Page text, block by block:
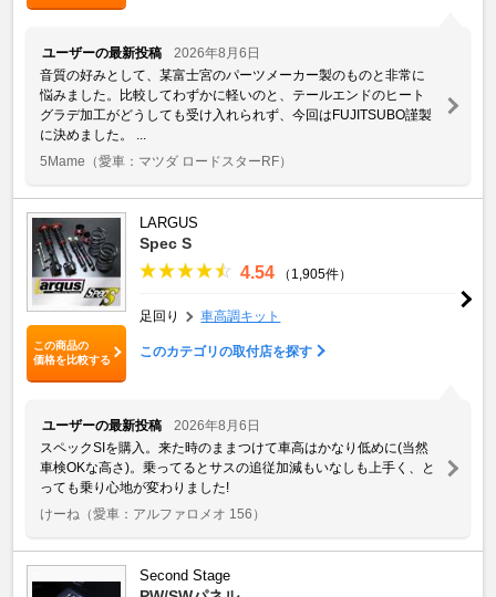
ユーザーの最新投稿
2026年8月6日
音質の好みとして、某富士宮のパーツメーカー製のものと非常に
悩みました。比較してわずかに軽いのと、テールエンドのヒート
グラデ加工がどうしても受け入れられず、今回はFUJITSUBO謹製
に決めました。 ...
5Mame （愛車：マツダ ロードスターRF）
この商品の
価格を比較する
LARGUS
Spec S
4.54 （1,905件）
足回り 車高調キット
このカテゴリの取付店を探す
ユーザーの最新投稿
2026年8月6日
スペックSIを購入。来た時のままつけて車高はかなり低めに(当然
車検OKな高さ)。乗ってるとサスの追従加減もいなしも上手く、と
っても乗り心地が変わりました!
けーね （愛車：アルファロメオ 156）
Second Stage